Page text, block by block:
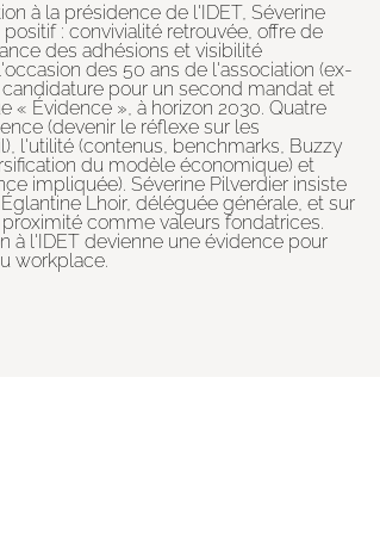
à la présidence de l'IDET, Séverine
: convivialité retrouvée, offre de
des adhésions et visibilité
des 50 ans de l'association (ex-
candidature pour un second mandat et
« Évidence », à horizon 2030. Quatre
(devenir le réflexe sur les
l'utilité (contenus, benchmarks, Buzzy
du modèle économique) et
impliquée). Séverine Pilverdier insiste
Lhoir, déléguée générale, et sur
comme valeurs fondatrices.
à l'IDET devienne une évidence pour
workplace.